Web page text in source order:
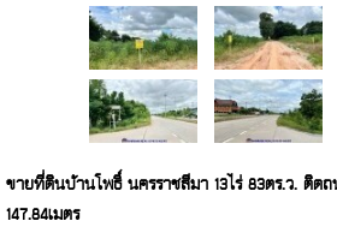
ขายที่ดินบ้านโพธิ์ นครราชสีมา 13ไร่ 83ตร.ว. ติด
147.84เมตร